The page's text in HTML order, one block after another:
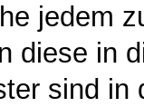
jedem
diese in
sind in